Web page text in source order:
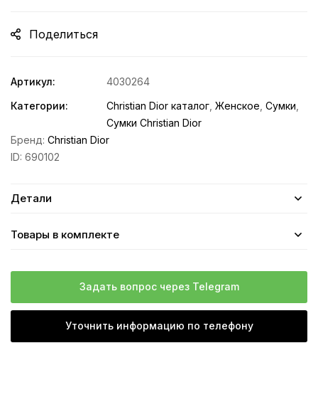
Поделиться
Артикул:
4030264
Категории:
Christian Dior каталог Женское Сумки
Сумки Christian Dior
Бренд: Christian Dior
ID: 690102
Детали
Товары в комплекте
Задать вопрос через Telegram
Уточнить информацию по телефону